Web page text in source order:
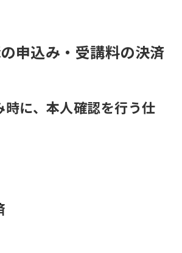
申込み・受講料の決済
時に、本人確認を行う仕